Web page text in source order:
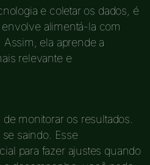
e coletar os dados, é
alimentá-la com
ela aprende a
relevante e
monitorar os resultados.
saindo. Esse
para fazer ajustes quando